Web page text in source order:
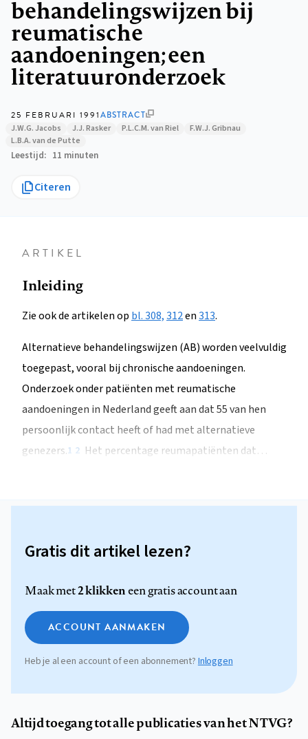
behandelingswijzen bij
reumatische
aandoeningen; een
literatuuronderzoek
25 FEBRUARI 1991ABSTRACT
J.W.G. Jacobs J.J. Rasker P.L.C.M. van Riel
F.W.J. Gribnau
L.B.A. van de Putte
Leestijd 11 minuten
Citeren
ARTIKEL
Inleiding
Zie ook de artikelen op bl. 308,312en313.
Alternatieve behandelingswijzen (AB) worden veelvuldig
toegepast, vooral bij chronische aandoeningen.
Onderzoek onder patiënten met reumatische
aandoeningen in Nederland geeft aan dat 55 van hen
persoonlijk contact heeft of had met alternatieve
genezers.1 2 Het percentage reumapatiënten dat…
Gratis dit artikel lezen?
Maak met2 klikkeneen gratis account aan
ACCOUNT AANMAKEN
Heb je al een account of een abonnement? Inloggen
Altijd toegang tot alle publicaties van het NTVG?